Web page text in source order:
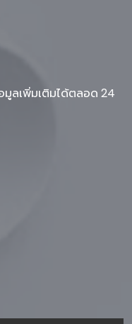
มูลเพิ่มเติมได้ตลอด 24